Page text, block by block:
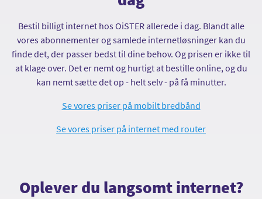
Bestil billigt internet hos OiSTER allerede i dag. Blandt alle
vores abonnementer og samlede internetløsninger kan du
finde det, der passer bedst til dine behov. Og prisen er ikke til
at klage over. Det er nemt og hurtigt at bestille online, og du
kan nemt sætte det op - helt selv - på få minutter.
Se vores priser på mobilt bredbånd
Se vores priser på internet med router
Oplever du langsomt internet?